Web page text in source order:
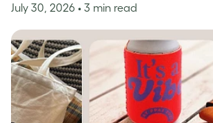
July 30, 2026 • 3 min read